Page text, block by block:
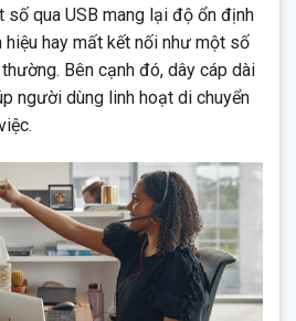
số qua USB mang lại độ ổn định
hiệu hay mất kết nối như một số
Bên cạnh đó, dây cáp dài
người dùng linh hoạt di chuyển